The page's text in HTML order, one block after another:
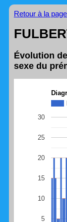
Retour à la
Évolution
sexe du
5
10
15
20
25
30